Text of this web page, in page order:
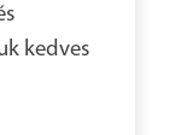
kedves